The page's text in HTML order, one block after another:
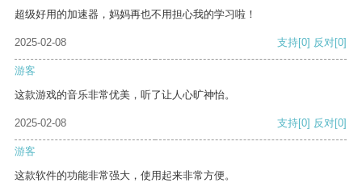
超级好用的加速器，妈妈再也不用担心我的学习啦！
2025-02-08 支持[0] 反对[0]
游客
这款游戏的音乐非常优美，听了让人心旷神怡。
2025-02-08 支持[0] 反对[0]
游客
这款软件的功能非常强大，使用起来非常方便。